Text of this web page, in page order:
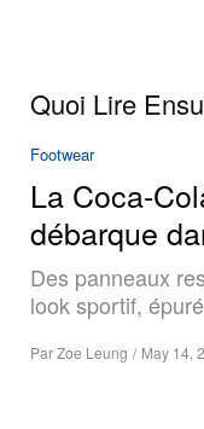
Quoi Lire
Footwear
La
débarque
Des panneaux
look sportif,
ParZoe Leung / May 14,